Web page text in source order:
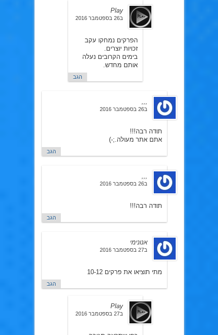
Play
ב26 בספטמבר 2016
הפרקים נמחקו עקב
זכויות יוצרים.
בימים הקרובים נעלה
אותם מחדש.
הגב
ב26 בספטמבר 2016
תודה רבה!!!
אתם אתר מעולה.;-)
הגב
ב26 בספטמבר 2016
תודה רבה!!!
הגב
אנונימי
ב27 בספטמבר 2016
מתי תוציאו את פרקים 10-12
הגב
Play
ב27 בספטמבר 2016